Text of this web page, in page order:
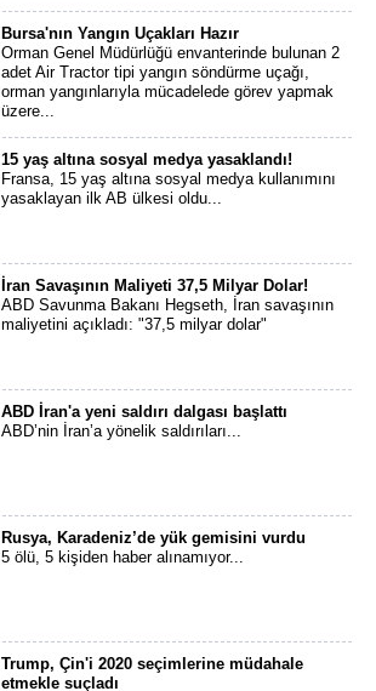
Bursa'nın Yangın Uçakları Hazır
Orman Genel Müdürlüğü envanterinde bulunan 2
adet Air Tractor tipi yangın söndürme uçağı,
orman yangınlarıyla mücadelede görev yapmak
üzere...
15 yaş altına sosyal medya yasaklandı!
Fransa, 15 yaş altına sosyal medya kullanımını
yasaklayan ilk AB ülkesi oldu...
İran Savaşının Maliyeti 37,5 Milyar Dolar!
ABD Savunma Bakanı Hegseth, İran savaşının
maliyetini açıkladı: "37,5 milyar dolar"
ABD İran'a yeni saldırı dalgası başlattı
ABD’nin İran’a yönelik saldırıları...
Rusya, Karadeniz’de yük gemisini vurdu
5 ölü, 5 kişiden haber alınamıyor...
Trump, Çin'i 2020 seçimlerine müdahale
etmekle suçladı